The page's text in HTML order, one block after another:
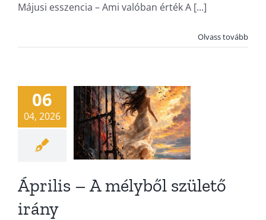
Májusi esszencia – Ami valóban érték A [...]
Olvass tovább
06
04, 2026
Blog
Április – A mélyből születő
irány